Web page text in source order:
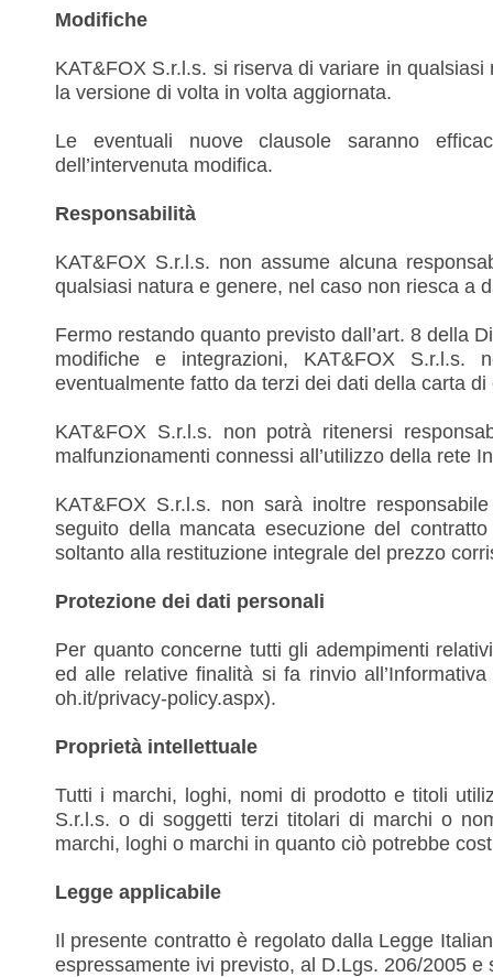
Modifiche
KAT&FOX S.r.l.s. si riserva di variare in
la versione di volta in volta aggiornata.
Le eventuali nuove clausole saranno
dell’intervenuta modifica.
Responsabilità
KAT&FOX S.r.l.s. non assume alcuna
qualsiasi natura e genere, nel caso non riesca a
Fermo restando quanto previsto dall’art. 8 della
modifiche e integrazioni, KAT&FOX S.r.l.s.
eventualmente fatto da terzi dei dati della carta di
KAT&FOX S.r.l.s. non potrà ritenersi
malfunzionamenti connessi all’utilizzo della rete
KAT&FOX S.r.l.s. non sarà inoltre
seguito della mancata esecuzione del
soltanto alla restituzione integrale del prezzo
Protezione dei dati personali
Per quanto concerne tutti gli adempimenti
ed alle relative finalità si fa rinvio
oh.it/privacy-policy.aspx).
Proprietà intellettuale
Tutti i marchi, loghi, nomi di prodotto e titoli
S.r.l.s. o di soggetti terzi titolari di marchi o
marchi, loghi o marchi in quanto ciò potrebbe
Legge applicabile
Il presente contratto è regolato dalla Legge
espressamente ivi previsto, al D.Lgs. 206/2005